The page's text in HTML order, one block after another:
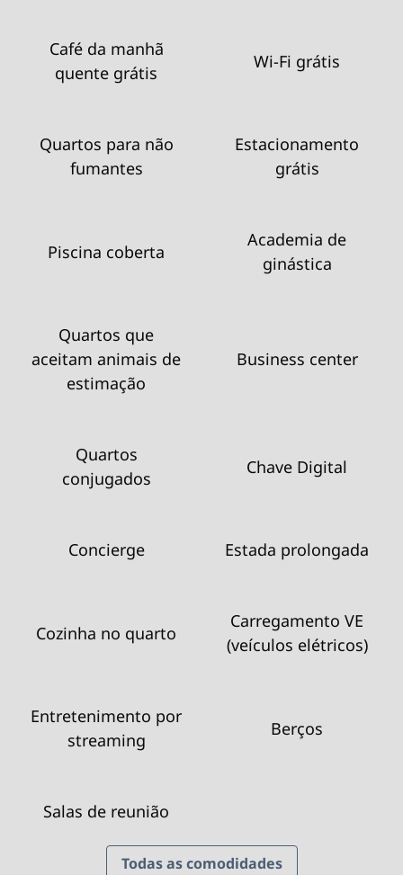
Café da manhã
quente grátis
Wi-Fi grátis
Quartos para não
fumantes
Estacionamento
grátis
Piscina coberta
Academia de
ginástica
Quartos que
aceitam animais de
estimação
Business center
Quartos
conjugados
Chave Digital
Concierge Estada prolongada
Cozinha no quarto
Carregamento VE
(veículos elétricos)
Entretenimento por
streaming
Berços
Salas de reunião
Todas as comodidades